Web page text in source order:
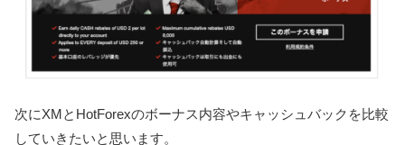
次にXMとHotForexのボーナス内容やキャッシュバックを比較
していきたいと思います。